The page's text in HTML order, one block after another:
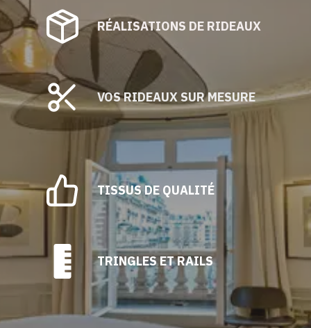
RÉALISATIONS DE RIDEAUX
VOS RIDEAUX SUR MESURE
TISSUS DE QUALITÉ
TRINGLES ET RAILS